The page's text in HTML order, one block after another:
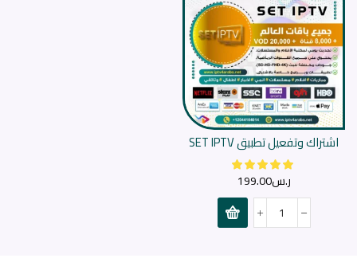
اشتراك وتفعيل تطبيق SET IPTV
ر.س199.00